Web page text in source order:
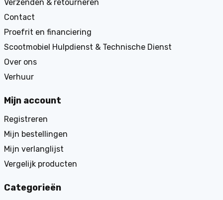
Verzenden & retourneren
Contact
Proefrit en financiering
Scootmobiel Hulpdienst & Technische Dienst
Over ons
Verhuur
Mijn account
Registreren
Mijn bestellingen
Mijn verlanglijst
Vergelijk producten
Categorieën